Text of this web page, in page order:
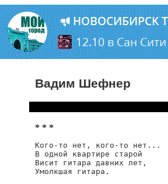
Вадим Шефнер
* * *
Кого-то нет, кого-то нет...
В одной квартире старой
Висит гитара давних лет,
Умолкшая гитара.